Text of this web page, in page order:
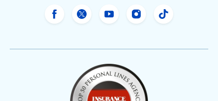
Facebook de Freeway Insurance
X de Freeway Insurance
YouTube de Freeway
Instagram
TikTok